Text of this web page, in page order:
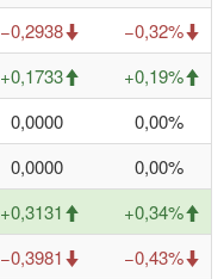
−0,2938
−0,32%
+0,1733
+0,19%
0,0000
0,00%
0,0000
0,00%
+0,3131
+0,34%
−0,3981
−0,43%